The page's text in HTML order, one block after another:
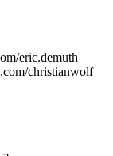
eric.demuth
christianwolf